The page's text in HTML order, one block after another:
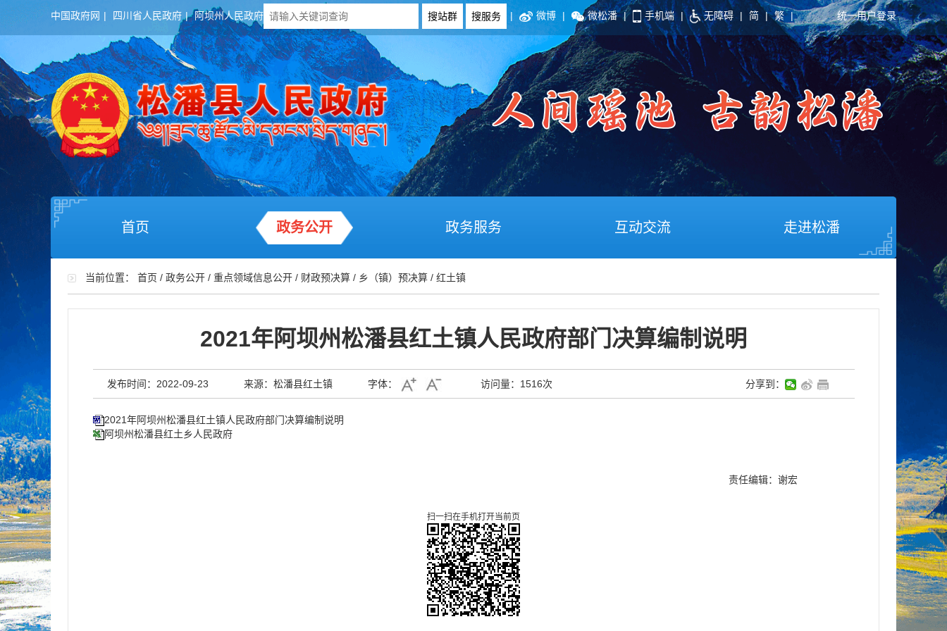
中国政府网 | 四川省人民政府 | 阿坝州人民政府 | 微博 | 微松潘 | 手机端 | 无障碍 | 简 | 繁 | 统一用户登录
首页 政务公开 政务服务 互动交流 走进松潘
当前位置： 首页 / 政务公开 / 重点领域信息公开 / 财政预决算 / 乡（镇）预决算 / 红土镇
2021年阿坝州松潘县红土镇人民政府部门决算编制说明
发布时间：2022-09-23 来源：松潘县红土镇 字体： 访问量： 1516次 分享到：
2021年阿坝州松潘县红土镇人民政府部门决算编制说明
阿坝州松潘县红土乡人民政府
责任编辑：谢宏
扫一扫在手机打开当前页